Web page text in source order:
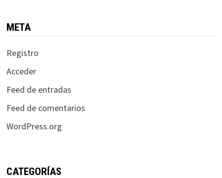
META
Registro
Acceder
Feed de entradas
Feed de comentarios
WordPress.org
CATEGORÍAS